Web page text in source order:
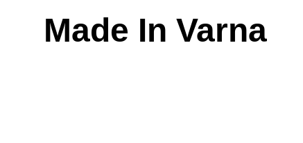
Made In Varna